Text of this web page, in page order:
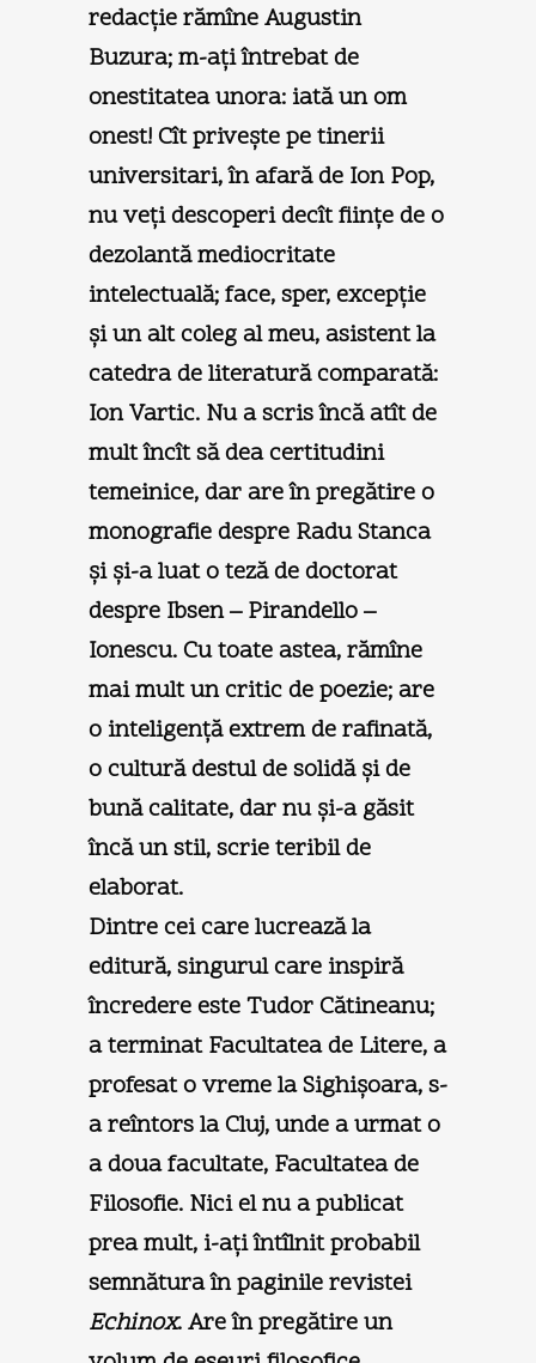
redacţie rămîne Augustin
Buzura; m-aţi întrebat de
onestitatea unora: iată un om
onest! Cît priveşte pe tinerii
universitari, în afară de Ion Pop,
nu veţi descoperi decît fiinţe de o
dezolantă mediocritate
intelectuală; face, sper, excepţie
şi un alt coleg al meu, asistent la
catedra de literatură comparată:
Ion Vartic. Nu a scris încă atît de
mult încît să dea certitudini
temeinice, dar are în pregătire o
monografie despre Radu Stanca
şi şi-a luat o teză de doctorat
despre Ibsen – Pirandello –
Ionescu. Cu toate astea, rămîne
mai mult un critic de poezie; are
o inteligenţă extrem de rafinată,
o cultură destul de solidă şi de
bună calitate, dar nu şi-a găsit
încă un stil, scrie teribil de
elaborat.
Dintre cei care lucrează la
editură, singurul care inspiră
încredere este Tudor Cătineanu;
a terminat Facultatea de Litere, a
profesat o vreme la Sighişoara, s-
a reîntors la Cluj, unde a urmat o
a doua facultate, Facultatea de
Filosofie. Nici el nu a publicat
prea mult, i-aţi întîlnit probabil
semnătura în paginile revistei
Echinox. Are în pregătire un